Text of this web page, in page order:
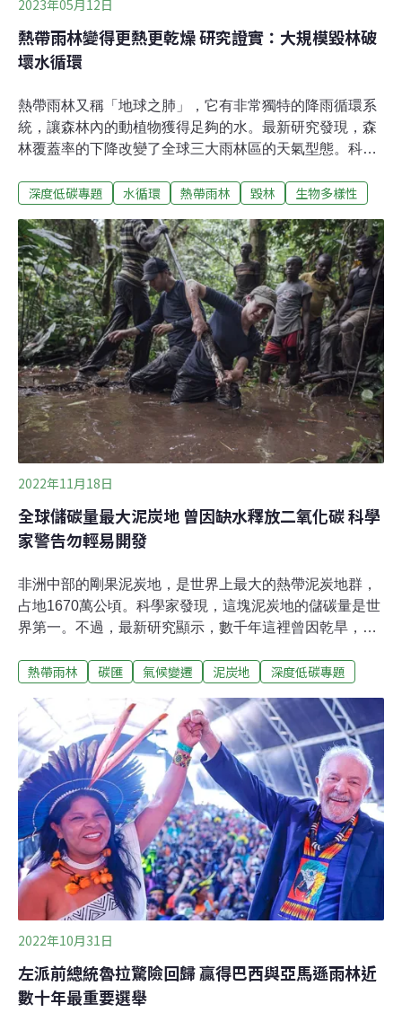
2023年05月12日
熱帶雨林變得更熱更乾燥 研究證實：大規模毀林破
壞水循環
熱帶雨林又稱「地球之肺」，它有非常獨特的降雨循環系
統，讓森林內的動植物獲得足夠的水。最新研究發現，森
林覆蓋率的下降改變了全球三大雨林區的天氣型態。科學
入更多資金，加強保育工作。雨林自產雨水比例高 毀林打
上，英國里茲大學（Leeds University）地球與環境學院教
授斯普克倫（Dominick Spracklen）主持的團隊發現，熱
帶雨林高比例的降水是來自雨林樹木蒸發的水蒸氣。因
此，大規模的毀林會導致雨林區降雨量減少。研究作者解
釋，降雨時，雨林樹木會透過根系吸收水份，水份再經葉
片氣孔蒸發或葉緣泌液釋出。水蒸氣上升凝聚成雲，累積
產生降雨。這個過程稱為降水的再循環。
深度低碳專題 水循環 熱帶雨林 毀林 生物多樣性
2022年11月18日
全球儲碳量最大泥炭地 曾因缺水釋放二氧化碳 科學
家警告勿輕易開發
非洲中部的剛果泥炭地，是世界上最大的熱帶泥炭地群，
占地1670萬公頃。科學家發現，這塊泥炭地的儲碳量是世
界第一。不過，最新研究顯示，數千年這裡曾因乾旱，而
儲碳的功能。科學家擔心，除了氣候變遷可能讓這裡變
能會轉而排出二氧化碳。相關研究於本月2日發表在《自
然》（Nature）期刊。 剛果泥炭地變排放源 科學家警告歷
史重演《衛報》 報導，英國里茲大學（University of
Leeds）主持的國際研究發現，大約在5000年前，剛果中
部的氣候一度變乾燥，導致泥炭地排放二氧化碳。直到
2000年前，氣候再次潮濕，泥炭地才停止釋出碳，開始從
大氣中吸收碳，成為儲碳的重要地點。參與研究的科學家
警告，當今全球都受到暖化影響，如果剛果地區再發生乾
旱，這段歷史可能重演。一旦剛果泥炭地停止儲碳，可能
釋出多達300
熱帶雨林 碳匯 氣候變遷 泥炭地 深度低碳專題
2022年10月31日
左派前總統魯拉驚險回歸 贏得巴西與亞馬遜雨林近
數十年最重要選舉